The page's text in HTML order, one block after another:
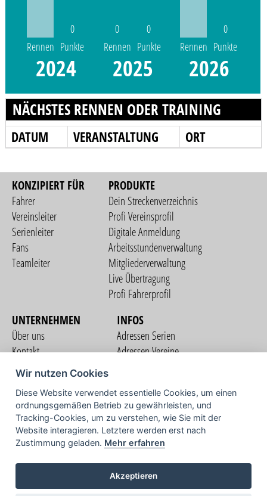
Rennen
0
Punkte
2024
0
Rennen
0
Punkte
2025
Rennen
0
Punkte
2026
NÄCHSTES RENNEN ODER TRAINING
DATUM VERANSTALTUNG ORT
KONZIPIERT FÜR
Fahrer
Vereinsleiter
Serienleiter
Fans
Teamleiter
PRODUKTE
Dein Streckenverzeichnis
Profi Vereinsprofil
Digitale Anmeldung
Arbeitsstundenverwaltung
Mitgliederverwaltung
Live Übertragung
Profi Fahrerprofil
UNTERNEHMEN
Über uns
Kontakt
Nutzungsbedingungen
Datenschutzerklärung
Impressum
INFOS
Adressen Serien
Adressen Vereine
COMMUNITY
TV
Wir nutzen Cookies
Diese Website verwendet essentielle Cookies, um einen
ordnungsgemäßen Betrieb zu gewährleisten, und
Tracking-Cookies, um zu verstehen, wie Sie mit der
Website interagieren. Letztere werden erst nach
Zustimmung geladen. Mehr erfahren
Akzeptieren